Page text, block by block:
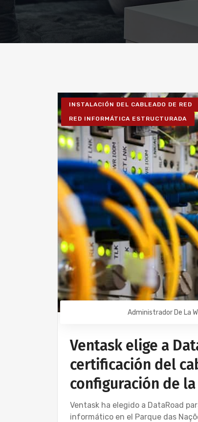
INSTALACIÓN DEL CABLEADO DE RED
RED INFORMÁTICA ESTRUCTURADA
Administrador De La
Ventask elige a
certificación del
configuración de
Ventask ha elegido a DataRoad
informático en el Parque das